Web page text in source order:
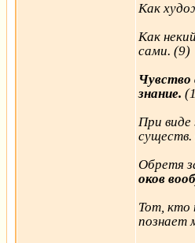
Как
Как
сами. (9)
Чувство
знание.
При виде
существ.
Обретя
оков
Тот, кто
познает